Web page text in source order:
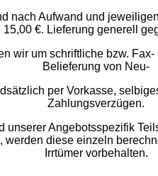
nach Aufwand und
15,00 €. Lieferung generell
wir um schriftliche bzw.
Belieferung von Neu-
per Vorkasse,
Zahlungsverzügen.
unserer Angebotsspezifik
werden diese einzeln
Irrtümer vorbehalten.